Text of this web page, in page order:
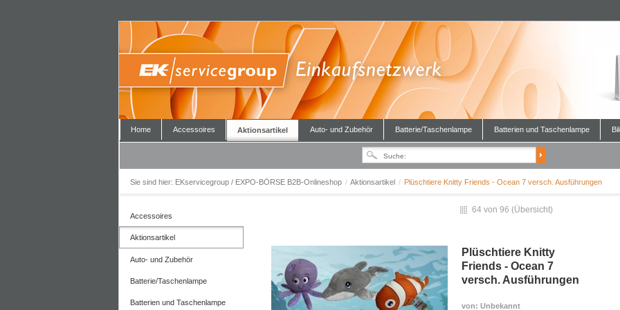
Home Accessoires Aktionsartikel Auto- und Zubehör Batterie/Taschenlampe Batterien und Taschenlampe
Sie sind hier: EKservicegroup / EXPO-BÖRSE B2B-Onlineshop / Aktionsartikel / Plüschtiere Knitty Friends - Ocean 7 versch. Ausführungen
Accessoires
Aktionsartikel
Auto- und Zubehör
Batterie/Taschenlampe
Batterien und Taschenlampe
64 von 96 (Übersicht)
Plüschtiere Knitty
Friends - Ocean 7
versch. Ausführungen
von: Unbekannt